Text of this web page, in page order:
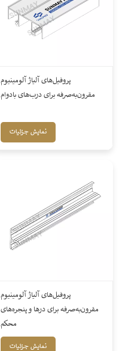
پروفیل‌های آلیاژ آلومینیوم
مقرون‌به‌صرفه برای درب‌های بادوام
نمایش جزئیات
پروفیل‌های آلیاژ آلومینیوم
مقرون‌به‌صرفه برای درها و پنجره‌های
محکم
نمایش جزئیات